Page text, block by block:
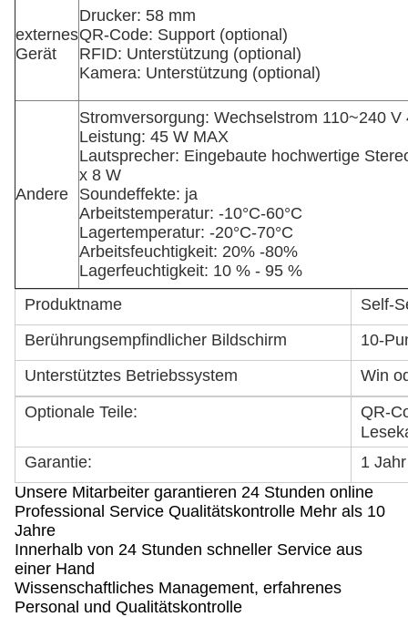
externes
Gerät
Drucker: 58 mm
QR-Code: Support (optional)
RFID: Unterstützung (optional)
Kamera: Unterstützung (optional)
Andere
Stromversorgung: Wechselstrom 110~240 V
Leistung: 45 W MAX
Lautsprecher: Eingebaute hochwertige
x 8 W
Soundeffekte: ja
Arbeitstemperatur: -10°C-60°C
Lagertemperatur: -20°C-70°C
Arbeitsfeuchtigkeit: 20% -80%
Lagerfeuchtigkeit: 10 % - 95 %
Produktname
Self-
Berührungsempfindlicher Bildschirm
10-
Unterstütztes Betriebssystem
Win
Optionale Teile:
QR-
Garantie:
1 Jahr
Unsere Mitarbeiter garantieren 24 Stunden online
Professional Service Qualitätskontrolle Mehr als 10
Jahre
Innerhalb von 24 Stunden schneller Service aus
einer Hand
Wissenschaftliches Management, erfahrenes
Personal und Qualitätskontrolle